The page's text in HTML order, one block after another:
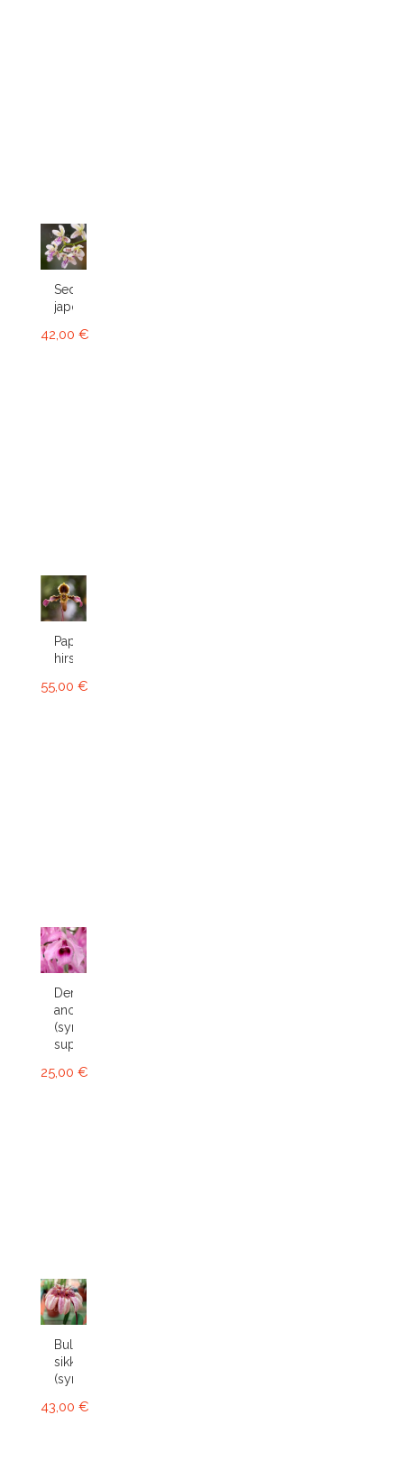
Sedirea
japonica
42,00 €
Paphiopedilum
hirsutissimum
55,00 €
Dendrobium
anosmum
(syn.
superbum)
25,00 €
Bulbophyllum
sikkimense
(syn....
43,00 €